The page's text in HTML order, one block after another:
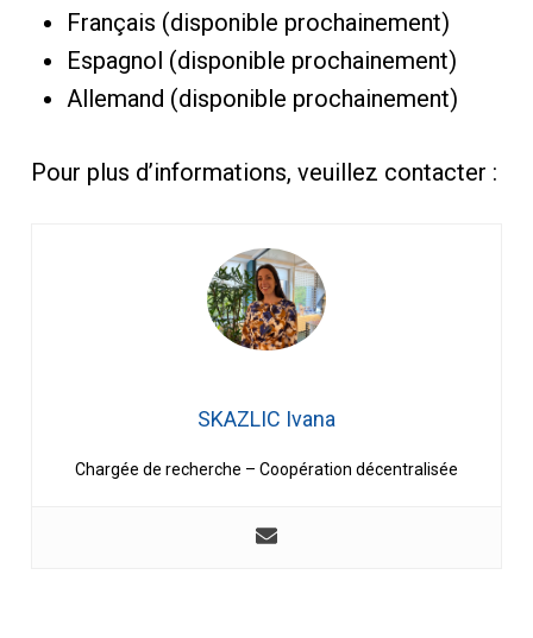
Français (disponible prochainement)
Espagnol (disponible prochainement)
Allemand (disponible prochainement)
Pour plus d’informations, veuillez contacter :
SKAZLIC Ivana
Chargée de recherche – Coopération décentralisée